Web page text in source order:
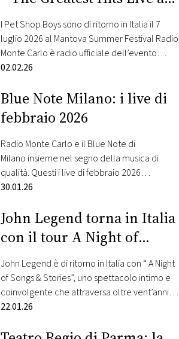
all’anagrafe Declan McManus, è apparso
sulla…
Mantova
I Pet Shop Boys sono di ritorno in Italia il 7
luglio 2026 al Mantova Summer Festival Radio
Monte Carlo è radio ufficiale dell’evento
Dreamworld – The Greatest Hits Live, il primo
band, è attualmente al suo quinto anno,
dopo l’acclamato debutto a Milano nel
maggio 2022. Da allora…
02.02.26
Blue Note Milano: i live di
febbraio 2026
Radio Monte Carlo e il Blue Note di
Milano insieme nel segno della musica di
qualità. Questi i live di febbraio 2026
selezionati da Radio Monte Carlo: 3 febbraio –
City, Missouri, una città profondamente
radicata nella tradizione jazz, Logan
Richardson è sassofonista contralto,
compositore e produttore noto per il…
30.01.26
John Legend torna in Italia
con il tour A Night of
Songs & Stories
John Legend è di ritorno in Italia con “ A Night
of Songs & Stories”, uno spettacolo intimo e
coinvolgente che attraversa oltre vent’anni di
carriera, tra musica e racconto personale.
date: 2 luglio Roma 5 luglio Lucca Summer
22.01.26